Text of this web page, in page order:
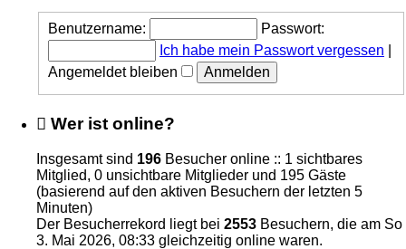
Benutzername:
Passwort:
Ich habe mein Passwort vergessen
Angemeldet bleiben
Wer ist online?
Insgesamt sind 196 Besucher online :: 1 sichtbares
Mitglied, 0 unsichtbare Mitglieder und 195 Gäste
(basierend auf den aktiven Besuchern der letzten 5
Minuten)
Der Besucherrekord liegt bei 2553 Besuchern, die am So
3. Mai 2026, 08:33 gleichzeitig online waren.